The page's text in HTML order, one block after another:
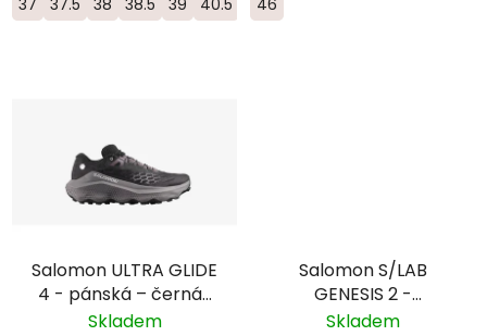
37 37.5 38 38.5 39 40.5 42
46
Salomon ULTRA GLIDE
4 - pánská – černá/
šedá
Skladem
Salomon S/LAB
GENESIS 2 -
univerzální trailová
Skladem